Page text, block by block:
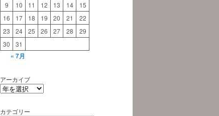
9
10 11 12 13 14
15
16
17 18 19 20 21
22
23
24 25 26 27 28
29
30
31
« 7月
アーカイブ
カテゴリー